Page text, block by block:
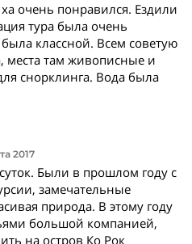
очень понравился. Ездили
тура была очень
классной. Всем советую
места там живописные и
снорклинга. Вода была
2017
Были в прошлом году с
замечательные
природа. В этому году
большой компанией,
на остров Ко Рок